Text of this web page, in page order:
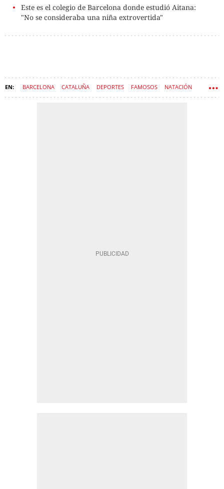
Este es el colegio de Barcelona donde estudió Aitana:
"No se consideraba una niña extrovertida"
BARCELONA CATALUÑA DEPORTES FAMOSOS NATACIÓN